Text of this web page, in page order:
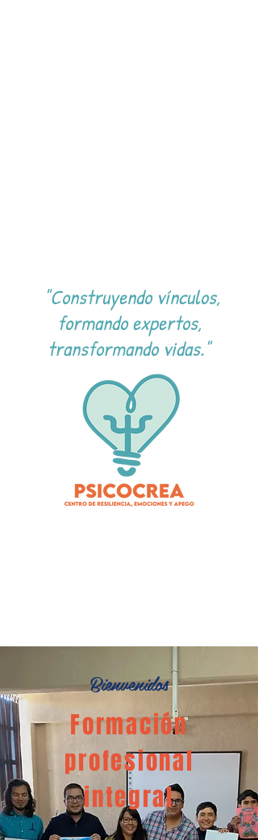
"Construyendo vínculos,
formando expertos,
transformando vidas."
Bienvenidos
Formación
profesional
integral